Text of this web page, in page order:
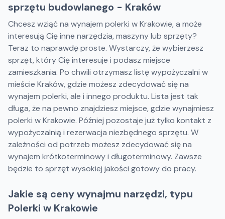
sprzętu budowlanego - Kraków
Chcesz wziąć na wynajem polerki w Krakowie, a może
interesują Cię inne narzędzia, maszyny lub sprzęty?
Teraz to naprawdę proste. Wystarczy, że wybierzesz
sprzęt, który Cię interesuje i podasz miejsce
zamieszkania. Po chwili otrzymasz listę wypożyczalni w
mieście Kraków, gdzie możesz zdecydować się na
wynajem polerki, ale i innego produktu. Lista jest tak
długa, że na pewno znajdziesz miejsce, gdzie wynajmiesz
polerki w Krakowie. Później pozostaje już tylko kontakt z
wypożyczalnią i rezerwacja niezbędnego sprzętu. W
zależności od potrzeb możesz zdecydować się na
wynajem krótkoterminowy i długoterminowy. Zawsze
będzie to sprzęt wysokiej jakości gotowy do pracy.
Jakie są ceny wynajmu narzędzi, typu
Polerki w Krakowie